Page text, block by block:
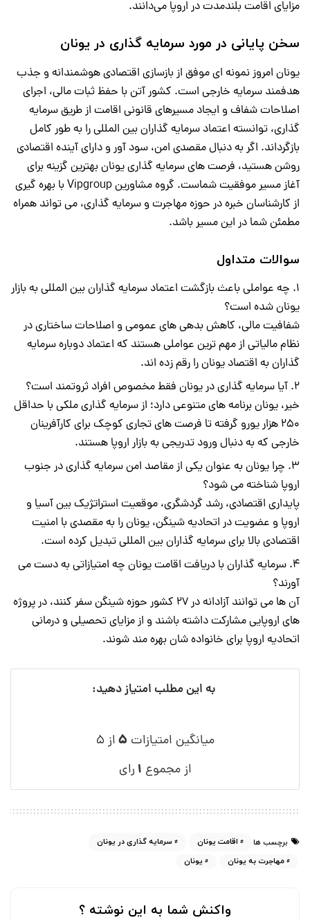
مزایای اقامت بلندمدت در اروپا می‌دانند.
سخن پایانی در مورد سرمایه گذاری در یونان
یونان امروز نمونه ای موفق از بازسازی اقتصادی هوشمندانه و جذب
هدفمند سرمایه خارجی است. کشور آتن با حفظ ثبات مالی، اجرای
اصلاحات شفاف و ایجاد مسیرهای قانونی اقامت از طریق سرمایه
گذاری، توانسته اعتماد سرمایه گذاران بین المللی را به طور کامل
بازگرداند. اگر به دنبال مقصدی امن، سود آور و دارای آینده اقتصادی
روشن هستید، فرصت های سرمایه گذاری یونان بهترین گزینه برای
آغاز مسیر موفقیت شماست. گروه مشاورین Vipgroup با بهره گیری
از کارشناسان خبره در حوزه مهاجرت و سرمایه گذاری، می تواند همراه
مطمئن شما در این مسیر باشد.
سوالات متداول
چه عواملی باعث بازگشت اعتماد سرمایه گذاران بین المللی به بازار
یونان شده است؟
شفافیت مالی، کاهش بدهی های عمومی و اصلاحات ساختاری در
نظام مالیاتی از مهم ترین عواملی هستند که اعتماد دوباره سرمایه
گذاران به اقتصاد یونان را رقم زده اند.
آیا سرمایه گذاری در یونان فقط مخصوص افراد ثروتمند است؟
خیر، یونان برنامه های متنوعی دارد؛ از سرمایه گذاری ملکی با حداقل
۲۵۰ هزار یورو گرفته تا فرصت های تجاری کوچک برای کارآفرینان
خارجی که به دنبال ورود تدریجی به بازار اروپا هستند.
چرا یونان به عنوان یکی از مقاصد امن سرمایه گذاری در جنوب
اروپا شناخته می شود؟
پایداری اقتصادی، رشد گردشگری، موقعیت استراتژیک بین آسیا و
اروپا و عضویت در اتحادیه شینگن، یونان را به مقصدی با امنیت
اقتصادی بالا برای سرمایه گذاران بین المللی تبدیل کرده است.
سرمایه گذاران با دریافت اقامت یونان چه امتیازاتی به دست می
آورند؟
آن ها می توانند آزادانه در ۲۷ کشور حوزه شینگن سفر کنند، در پروژه
های اروپایی مشارکت داشته باشند و از مزایای تحصیلی و درمانی
اتحادیه اروپا برای خانواده شان بهره مند شوند.
به این مطلب امتیاز دهید:
میانگین امتیازات ۵از ۵
از مجموع ۱ رای
برچسب ها اقامت یونان
سرمایه گذاری در یونان
مهاجرت به یونان
یونان
واکنش شما به این نوشته ؟